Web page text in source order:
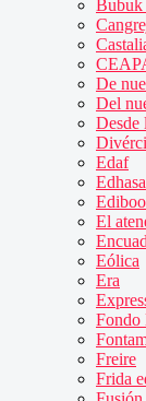
Bubuk
De
Del
Desde
Edaf
Edhasa
El
Eólica
Era
Fondo
Freire
Frida